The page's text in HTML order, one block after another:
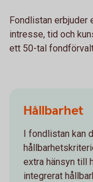
Fondlistan erbjuder
intresse, tid och
ett 50-tal
Hållbarhet
I fondlistan kan
extra hänsyn till
integrerat